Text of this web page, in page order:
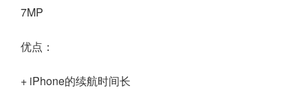
7MP
优点：
+ iPhone的续航时间长